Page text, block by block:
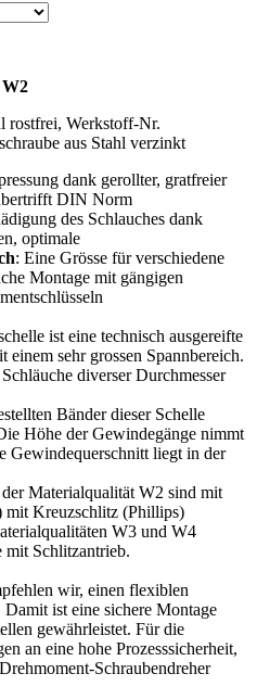
W2
rostfrei, Werkstoff-Nr.
aus Stahl verzinkt
dank gerollter, gratfreier
DIN Norm
des Schlauches dank
optimale
: Eine Grösse für verschiedene
Montage mit gängigen
ist eine technisch ausgereifte
sehr grossen Spannbereich.
diverser Durchmesser
Bänder dieser Schelle
Höhe der Gewindegänge nimmt
Gewindequerschnitt liegt in der
Materialqualität W2 sind mit
mit Kreuzschlitz (Phillips)
W3 und W4
mit Schlitzantrieb.
wir, einen flexiblen
ist eine sichere Montage
gewährleistet. Für die
an eine hohe Prozesssicherheit,
Schraubendreher